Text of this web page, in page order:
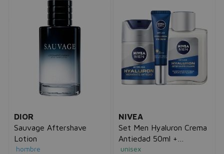
DIOR
Sauvage Aftershave
Lotion
hombre
NIVEA
Set Men Hyaluron Crema
Antiedad 50ml +
Contorno 15ml + After
unisex